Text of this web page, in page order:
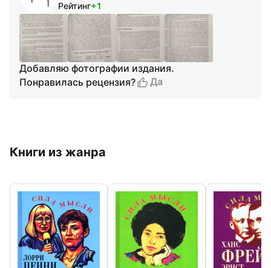
Рейтинг+1
Добавляю фотографии издания.
Понравилась рецензия?
Да
Книги из жанра